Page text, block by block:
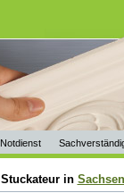
Notdienst
Stuckateur in Sachsen